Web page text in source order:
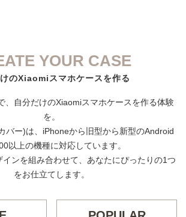
YOUR CASE
のXiaomiスマホケースを作る
、自分だけのXiaomiスマホケースを作る体験
を。
バー)は、iPhoneから旧型から新型のAndroid
以上の機種に対応しています。
ンを組み合わせて、あなたにぴったりの1つ
をお仕立てします。